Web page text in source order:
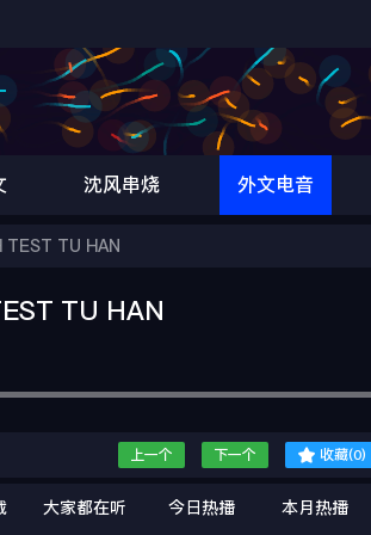
沈风串烧 外文电音
TEST TU HAN
TU HAN
上一个 下一个  收藏(0)
大家都在听 今日热播 本月热播